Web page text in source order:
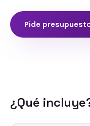
Pide
¿Qué